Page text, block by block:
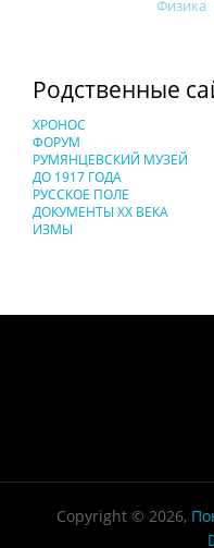
Физика
Родственные
ХРОНОС
ФОРУМ
РУМЯНЦЕВСКИЙ МУЗЕЙ
ДО 1917 ГОДА
РУССКОЕ ПОЛЕ
ДОКУМЕНТЫ XX ВЕКА
ИЗМЫ
Copyright © 2026,